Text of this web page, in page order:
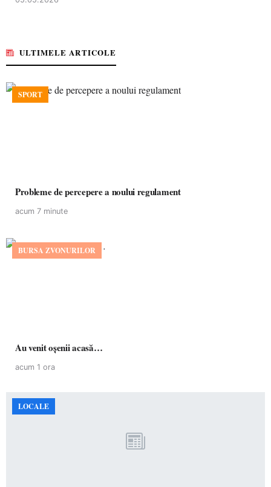
ULTIMELE ARTICOLE
SPORT
Probleme de percepere a noului regulament
acum 7 minute
BURSA ZVONURILOR
Au venit oșenii acasă…
acum 1 ora
LOCALE